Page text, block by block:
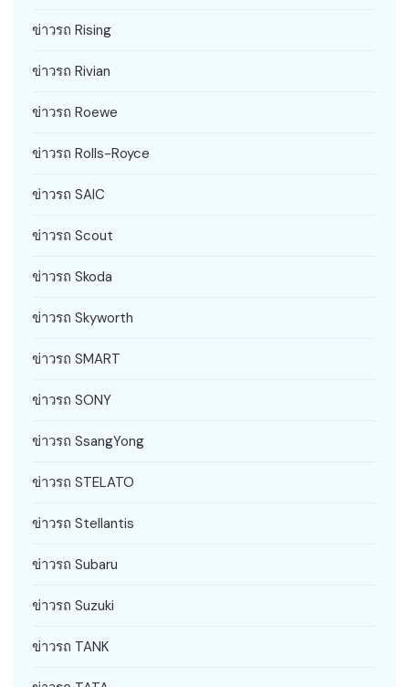
ข่าวรถ Rising
ข่าวรถ Rivian
ข่าวรถ Roewe
ข่าวรถ Rolls-Royce
ข่าวรถ SAIC
ข่าวรถ Scout
ข่าวรถ Skoda
ข่าวรถ Skyworth
ข่าวรถ SMART
ข่าวรถ SONY
ข่าวรถ SsangYong
ข่าวรถ STELATO
ข่าวรถ Stellantis
ข่าวรถ Subaru
ข่าวรถ Suzuki
ข่าวรถ TANK